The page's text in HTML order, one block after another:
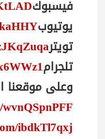
فيسبوك
يوتيوب
تويتر
تلجرام
وعلى موقعنا
ibdkTl7qxj